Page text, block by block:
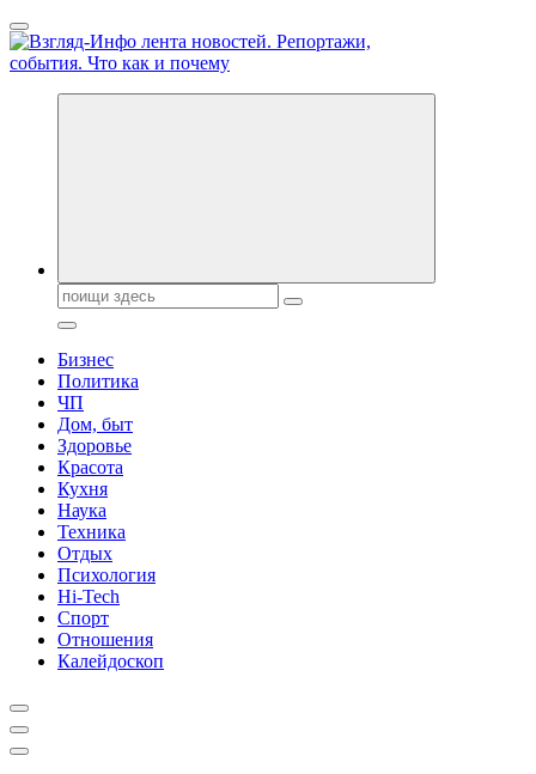
Перейти
к
содержанию
Обо всем и обо всех, что зачем и почему. Новости политики,
Поиск:
Бизнес
Политика
ЧП
Дом, быт
Здоровье
Красота
Кухня
Наука
Техника
Отдых
Психология
Hi-Tech
Спорт
Отношения
Калейдоскоп